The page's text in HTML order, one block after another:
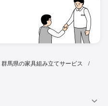
群馬県の家具組み立てサービス